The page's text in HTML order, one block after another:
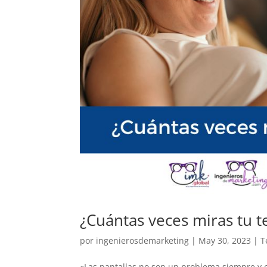
¿Cuántas veces miras tu
por ingenierosdemarketing | May 30, 2023 |